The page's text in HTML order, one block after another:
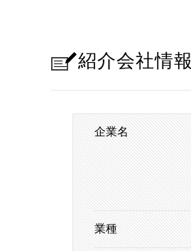
紹介会社情報
企業名
業種